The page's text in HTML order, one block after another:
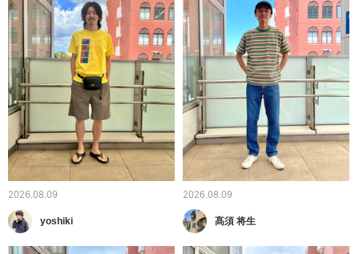
2026.08.09
yoshiki
2026.08.09
髙須 将生